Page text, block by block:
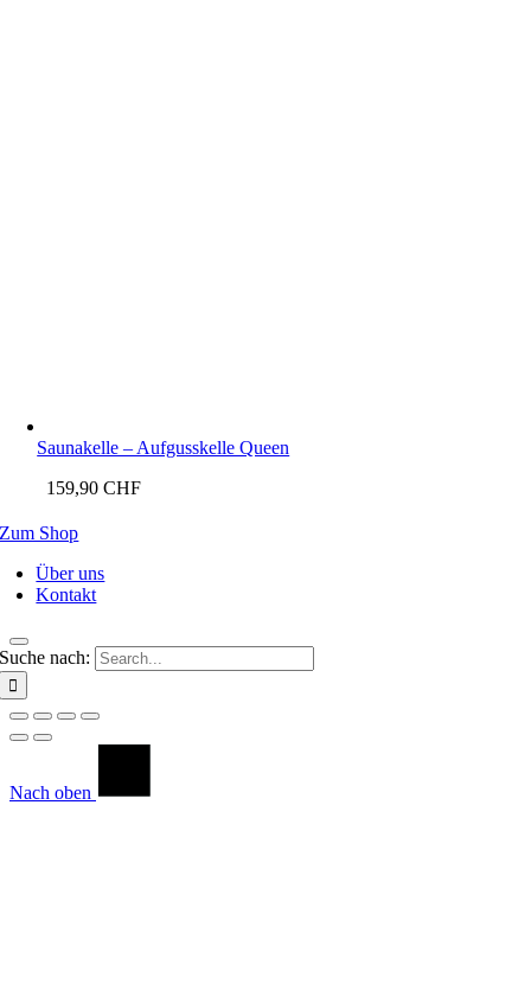
Saunakelle – Aufgusskelle Queen
159,90CHF
Zum Shop
Über uns
Kontakt
Suche nach:
Nach oben